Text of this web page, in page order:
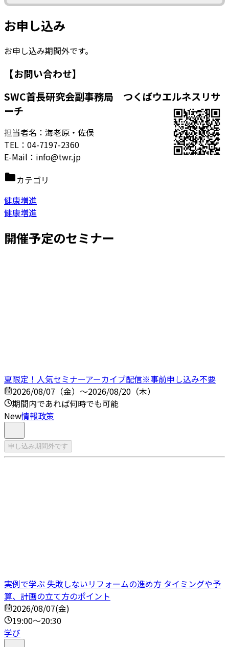
お申し込み
お申し込み期間外です。
【お問い合わせ】
SWC首長研究会副事務局 つくばウエルネスリサ
ーチ
担当者名：海老原・佐俣
TEL：04-7197-2360
E-Mail：info@twr.jp
カテゴリ
健康増進
健康増進
開催予定のセミナー
夏限定！人気セミナーアーカイブ配信※事前申し込み不要
2026/08/07（金）～2026/08/20（木）
期間内であれば何時でも可能
New情報政策
申し込み期間外です
実例で学ぶ 失敗しないリフォームの進め方 タイミングや予
算、計画の立て方のポイント
2026/08/07(金)
19:00～20:30
学び